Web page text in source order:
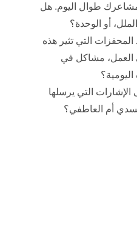
طوال اليوم. هل
أو الوحدة؟
التي تثير هذه
مشاكل في
الإشارات التي يرسلها
أم العاطفي؟